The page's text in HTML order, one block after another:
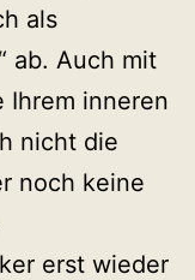
als
ab. Auch mit
Ihrem inneren
nicht die
noch keine
erst wieder